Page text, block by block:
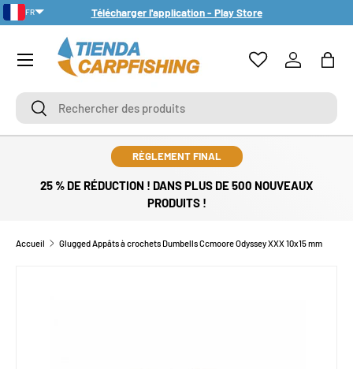
ALLER AU CONTENU
Télécharger l'application - Play Store
Rechercher
Rechercher
Se
RÈGLEMENT FINAL
25 % DE RÉDUCTION ! DANS PLUS DE 500 NOUVEAUX
PRODUITS !
Accueil Glugged Appâts à crochets Dumbells Ccmoore Odyssey XXX 10x15 mm
FR